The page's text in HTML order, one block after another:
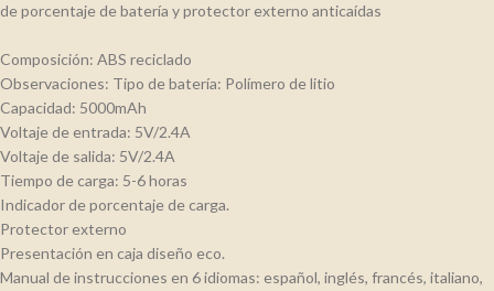
de porcentaje de batería y protector externo anticaídas
Composición: ABS reciclado
Observaciones: Tipo de batería: Polímero de litio
Capacidad: 5000mAh
Voltaje de entrada: 5V/2.4A
Voltaje de salida: 5V/2.4A
Tiempo de carga: 5-6 horas
Indicador de porcentaje de carga.
Protector externo
Presentación en caja diseño eco.
Manual de instrucciones en 6 idiomas: español, inglés, francés, italiano,